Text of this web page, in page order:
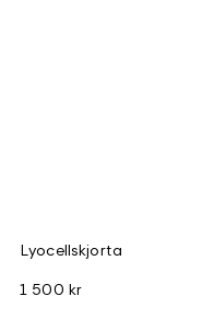
Lyocellskjorta
1 500 kr